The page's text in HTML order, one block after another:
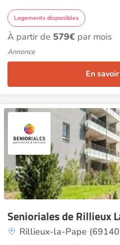
Logements disponibles
À partir de 579€ par mois
Annonce
En
Senioriales de Rillieux
Rillieux-la-Pape